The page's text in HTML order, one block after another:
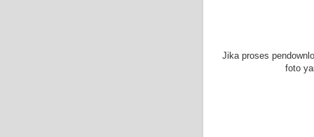
Jika proses
foto